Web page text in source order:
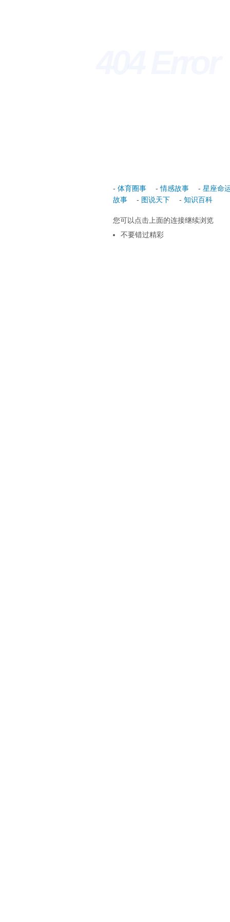
- 体育圈事 -情感故事 - 星座命
故事
- 图说天下 - 知识百科
您可以点击上面的连接继续浏览
不要错过精彩